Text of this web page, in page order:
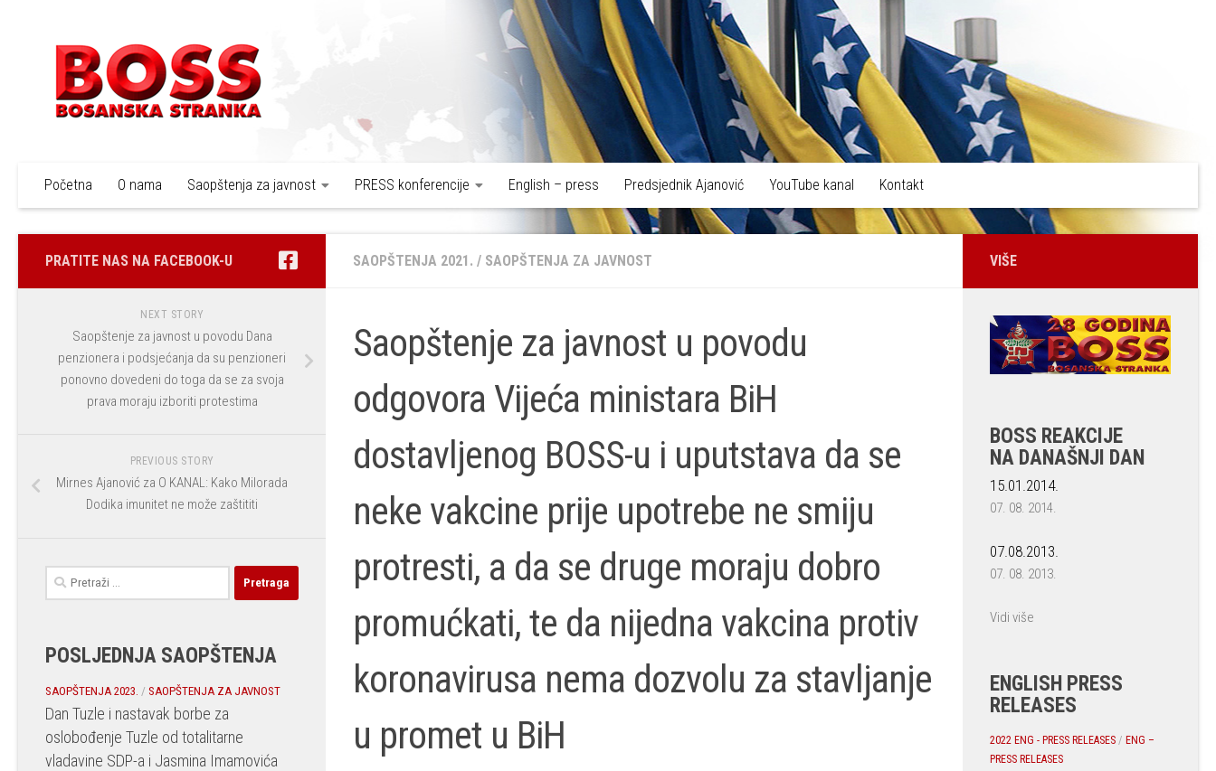
Početna O nama Saopštenja za javnost PRESS konferencije English – press Predsjednik Ajanović YouTube kanal Kontakt
SAOPŠTENJA 2021. / SAOPŠTENJA ZA JAVNOST
Saopštenje za javnost u povodu
odgovora Vijeća ministara BiH
dostavljenog BOSS-u i uputstava da se
neke vakcine prije upotrebe ne smiju
protresti, a da se druge moraju dobro
promućkati, te da nijedna vakcina protiv
koronavirusa nema dozvolu za stavljanje
u promet u BiH
PRATITE NAS NA FACEBOOK-U
NEXT STORY
Saopštenje za javnost u povodu Dana
penzionera i podsjećanja da su penzioneri
ponovno dovedeni do toga da se za svoja
prava moraju izboriti protestima
PREVIOUS STORY
Mirnes Ajanović za O KANAL: Kako Milorada
Dodika imunitet ne može zaštititi
Pretraga:
POSLJEDNJA SAOPŠTENJA
SAOPŠTENJA 2023. / SAOPŠTENJA ZA JAVNOST
Dan Tuzle i nastavak borbe za
oslobođenje Tuzle od totalitarne
vladavine SDP-a i Jasmina Imamovića
VIŠE
BOSS REAKCIJE
NA DANAŠNJI DAN
15.01.2014.
07. 08. 2014.
07.08.2013.
07. 08. 2013.
Vidi više
ENGLISH PRESS
RELEASES
2022 ENG - PRESS RELEASES / ENG –
PRESS RELEASES